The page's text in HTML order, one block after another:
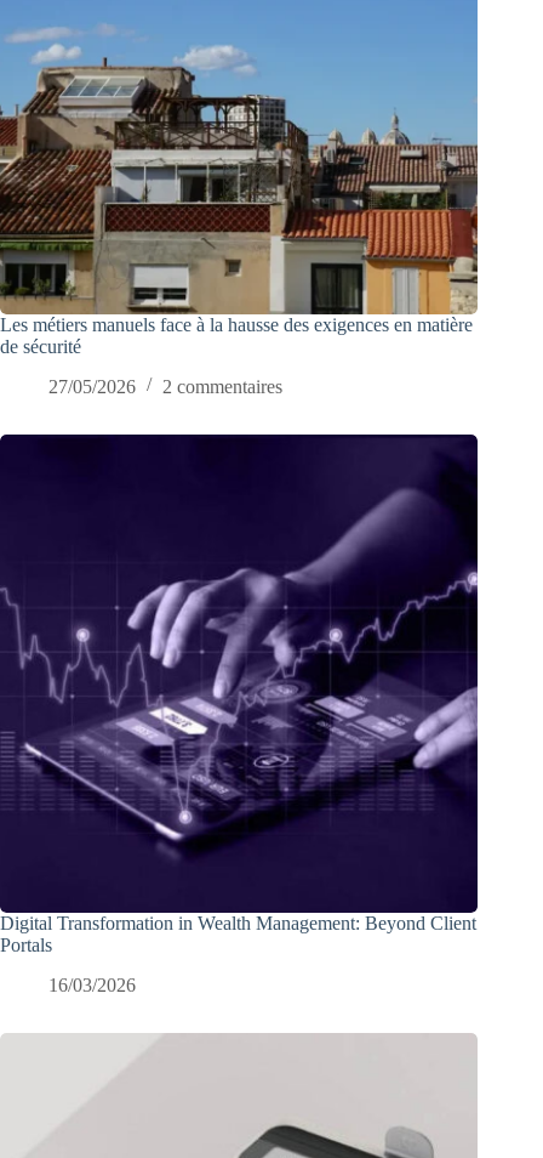
Les métiers manuels face à la hausse des exigences en matière
de sécurité
27/05/2026
2 commentaires
Digital Transformation in Wealth Management: Beyond Client
Portals
16/03/2026